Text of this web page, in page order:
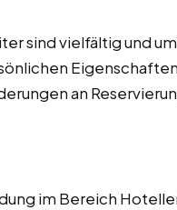
sind vielfältig und
an
im Bereich